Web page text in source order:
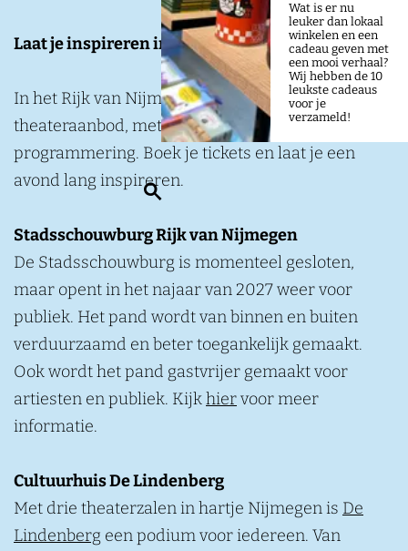
Wat is er nu
leuker dan lokaal
winkelen en een
cadeau geven met
een mooi verhaal?
Wij hebben de 10
leukste cadeaus
voor je
verzameld!
Z
e
k
e
n
Laat je inspireren in de theaters
In het Rijk van Nijmegen reken je op een veelzijdig
theateraanbod, met verrassende locaties en
programmering. Boek je tickets en laat je een
avond lang inspireren.
Stadsschouwburg Rijk van Nijmegen
De Stadsschouwburg is momenteel gesloten,
maar opent in het najaar van 2027 weer voor
publiek. Het pand wordt van binnen en buiten
verduurzaamd en beter toegankelijk gemaakt.
Ook wordt het pand gastvrijer gemaakt voor
artiesten en publiek. Kijkhiervoor meer
informatie.
Cultuurhuis De Lindenberg
Met drie theaterzalen in hartje Nijmegen is De
Lindenberg een podium voor iedereen. Van